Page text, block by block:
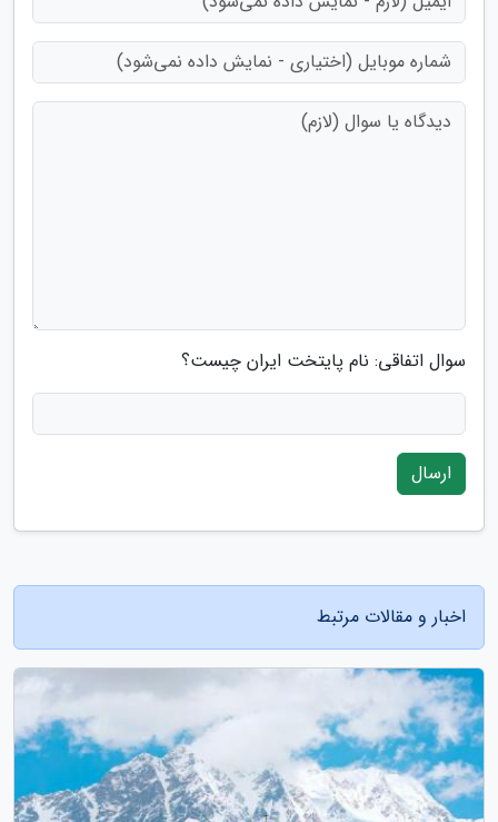
سوال اتفاقی: نام پایتخت ایران چیست؟
ارسال
اخبار و مقالات مرتبط